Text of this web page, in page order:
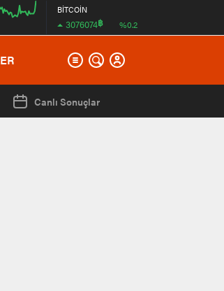
BİTCOİN
3076074฿ %0.2
Canlı Sonuçlar